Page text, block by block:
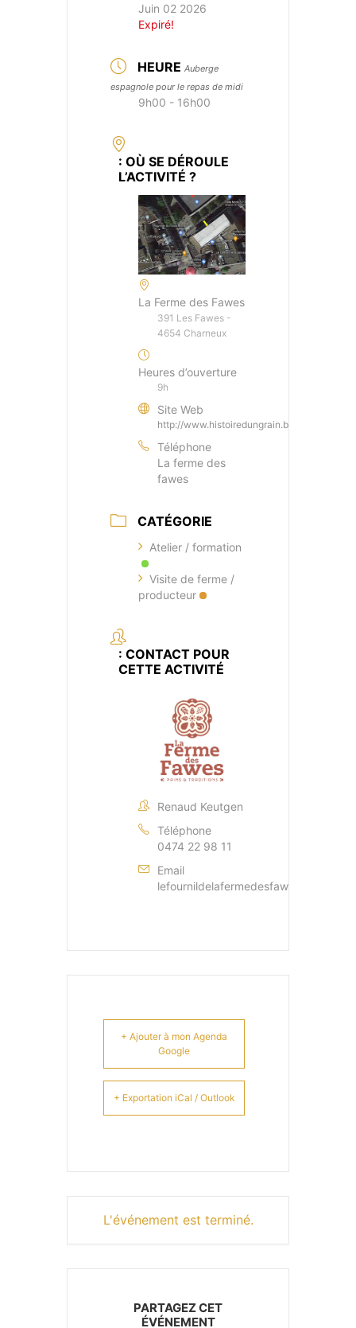
Juin 02 2026
Expiré!
HEURE Auberge
espagnole pour le repas de midi
9h00 - 16h00
: OÙ SE DÉROULE
L’ACTIVITÉ ?
La Ferme des Fawes
391 Les Fawes -
4654 Charneux
Heures d’ouverture
9h
Site Web
http://www.histoiredungrain.be
Téléphone
La ferme des
fawes
CATÉGORIE
Atelier / formation
Visite de ferme /
producteur
: CONTACT POUR
CETTE ACTIVITÉ
Renaud Keutgen
Téléphone
0474 22 98 11
Email
+ Ajouter à mon Agenda
Google
+ Exportation iCal / Outlook
L'événement est terminé.
PARTAGEZ CET
ÉVÉNEMENT